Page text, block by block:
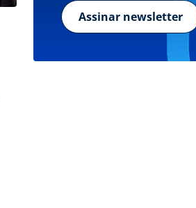
Assinar newsletter